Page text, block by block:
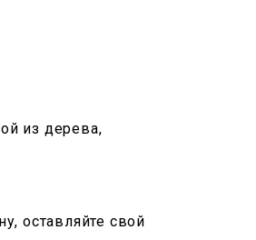
из дерева,
оставляйте свой